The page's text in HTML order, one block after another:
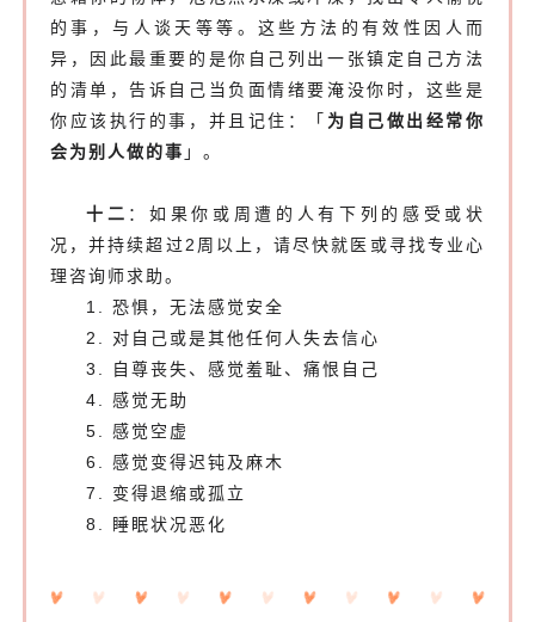
的事，与人谈天等等。这些方法的有效性因人而
异，因此最重要的是你自己列出一张镇定自己方法
的清单，告诉自己当负面情绪要淹没你时，这些是
你应该执行的事，并且记住：「 为自己做出经常你
会为别人做的事 」。
十二 ：如果你或周遭的人有下列的感受或状
况，并持续超过2周以上，请尽快就医或寻找专业心
理咨询师求助。
1. 恐惧，无法感觉安全
2. 对自己或是其他任何人失去信心
3. 自尊丧失、感觉羞耻、痛恨自己
4. 感觉无助
5. 感觉空虚
6. 感觉变得迟钝及麻木
7. 变得退缩或孤立
8. 睡眠状况恶化